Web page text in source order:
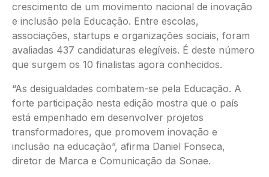
crescimento de um movimento nacional de inovação
e inclusão pela Educação. Entre escolas,
associações, startups e organizações sociais, foram
avaliadas 437 candidaturas elegíveis. É deste número
que surgem os 10 finalistas agora conhecidos.
“As desigualdades combatem-se pela Educação. A
forte participação nesta edição mostra que o país
está empenhado em desenvolver projetos
transformadores, que promovem inovação e
inclusão na educação”, afirma Daniel Fonseca,
diretor de Marca e Comunicação da Sonae.